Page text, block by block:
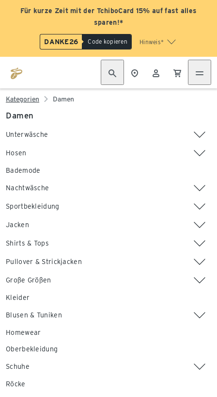
Für kurze Zeit mit der TchiboCard 15% auf fast alles
sparen!*
DANKE26 Code kopieren Hinweis*
Kategorien Damen
Damen
Unterwäsche
Hosen
Bademode
Nachtwäsche
Sportbekleidung
Jacken
Shirts & Tops
Pullover & Strickjacken
Große Größen
Kleider
Blusen & Tuniken
Homewear
Oberbekleidung
Schuhe
Röcke